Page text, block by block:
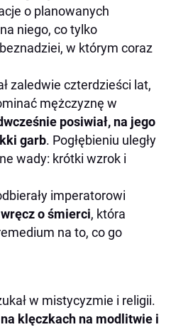
o planowanych
niego, co tylko
w którym coraz
zaledwie czterdzieści lat,
mężczyznę w
posiwiał, na jego
garb. Pogłębieniu uległy
wady: krótki wzrok i
imperatorowi
o śmierci, która
na to, co go
w mistycyzmie i religii.
na klęczkach na modlitwie i